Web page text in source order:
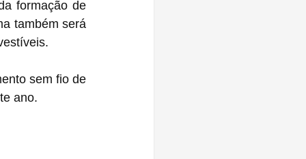
formação de
também será
sem fio de
ano.